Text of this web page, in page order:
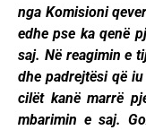
nga Komisioni
edhe pse ka qenë
saj. Në reagimin e
dhe padrejtësi që
cilët kanë marrë
mbarimin e saj.